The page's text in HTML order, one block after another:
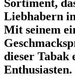
Sortiment,
Liebhabern
Mit seinem
dieser Tabak
Enthusiasten.